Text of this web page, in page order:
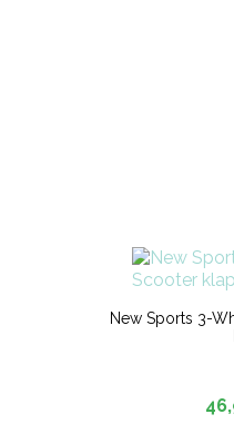
New Sports 3-